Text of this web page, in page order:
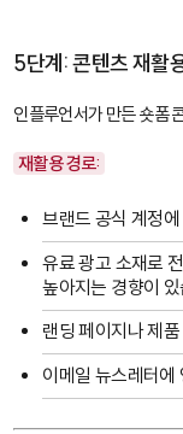
5단계: 콘텐츠 재활
인플루언서가 만든 숏폼
재활용 경로:
브랜드 공식 계정
유료 광고 소재로
높아지는 경향이
랜딩 페이지나 제
이메일 뉴스레터에